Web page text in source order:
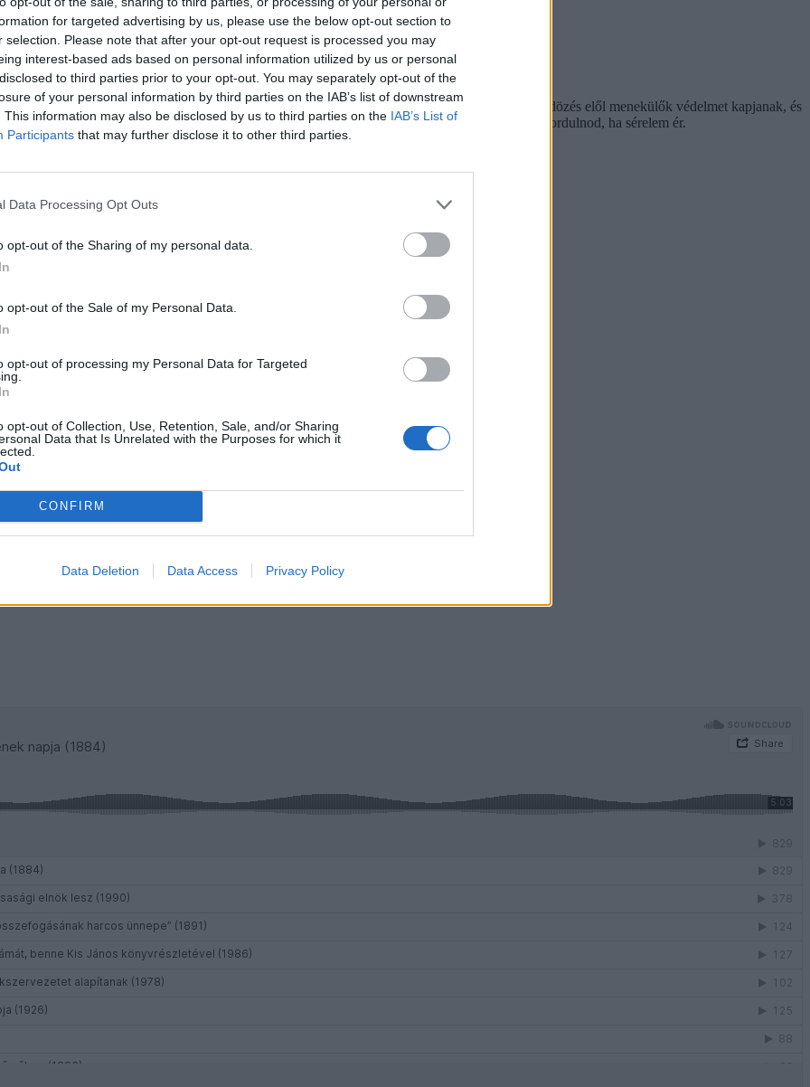
for targeted advertising by us, please use the below opt-out section to
selection. Please note that after your opt-out request is processed you may
interest-based ads based on personal information utilized by us or personal
to third parties prior to your opt-out. You may separately opt-out of the
of your personal information by third parties on the IAB’s list of downstream
This information may also be disclosed by us to third parties on the IAB’s List of
Participants that may further disclose it to other third parties.
Data Processing Opt Outs
opt-out of the Sharing of my personal data.
opt-out of the Sale of my Personal Data.
opt-out of processing my Personal Data for Targeted
opt-out of Collection, Use, Retention, Sale, and/or Sharing
Data that Is Unrelated with the Purposes for which it
CONFIRM
Data Deletion Data Access Privacy Policy
segít, hogy ne hatalmaskodhassanak feletted az állami szervek vagy a rendőrség, hogy az üldözés elől menekülők védelmet kapjanak, és
annak, ha megsértik a jogaidat. Jogászainkkal azon dolgozunk, hogy mindig legyen hová fordulnod, ha sérelem ér.